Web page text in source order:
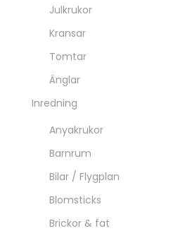
Julkrukor
Kransar
Tomtar
Änglar
Inredning
Anyakrukor
Barnrum
Bilar / Flygplan
Blomsticks
Brickor & fat